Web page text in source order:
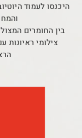
היכנסו לעמוד
בין החומרים
צילומי ראיונות